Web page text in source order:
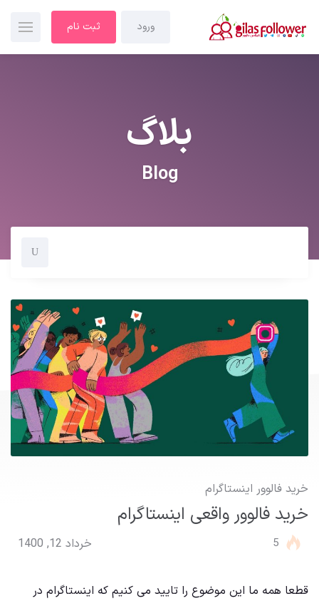
ورود ثبت نام
بلاگ
Blog
خرید فالوور اینستاگرام
خرید فالوور واقعی اینستاگرام
5 خرداد 12, 1400
قطعا همه ما این موضوع را تایید می کنیم که اینستاگرام در